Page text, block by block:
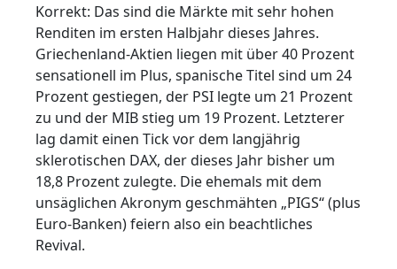
Korrekt: Das sind die Märkte mit sehr hohen
Renditen im ersten Halbjahr dieses Jahres.
Griechenland-Aktien liegen mit über 40 Prozent
sensationell im Plus, spanische Titel sind um 24
Prozent gestiegen, der PSI legte um 21 Prozent
zu und der MIB stieg um 19 Prozent. Letzterer
lag damit einen Tick vor dem langjährig
sklerotischen DAX, der dieses Jahr bisher um
18,8 Prozent zulegte. Die ehemals mit dem
unsäglichen Akronym geschmähten „PIGS“ (plus
Euro-Banken) feiern also ein beachtliches
Revival.